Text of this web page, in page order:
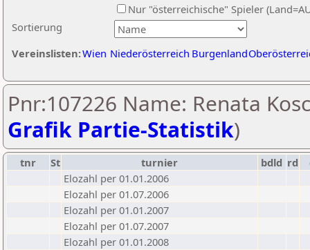
Sortierung
Nur "österreichische" Spieler
Vereinslisten:Wien Niederösterreich Burgenland
Pnr:107226 Name: Renata
Grafik Partie-Statistik)
tnr St turnier bdld rd
Elozahl per 01.01.2006
Elozahl per 01.07.2006
Elozahl per 01.01.2007
Elozahl per 01.07.2007
Elozahl per 01.01.2008